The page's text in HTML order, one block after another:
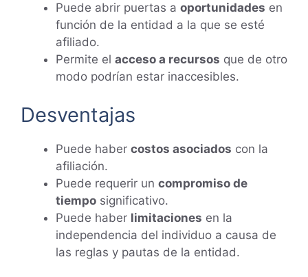
Puede abrir puertas a oportunidades en
función de la entidad a la que se esté
afiliado.
Permite el acceso a recursos que de otro
modo podrían estar inaccesibles.
Desventajas
Puede haber costos asociados con la
afiliación.
Puede requerir un compromiso de
tiempo significativo.
Puede haber limitaciones en la
independencia del individuo a causa de
las reglas y pautas de la entidad.